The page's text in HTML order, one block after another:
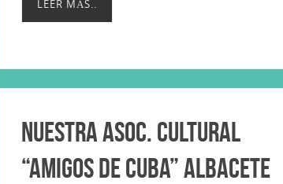
LEER MÁS..
Nuestra Asoc. Cultural
“Amigos de Cuba” Albacete